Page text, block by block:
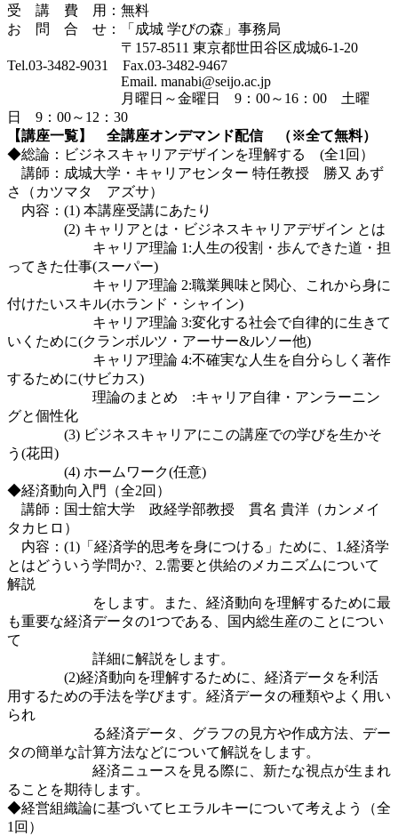
受 講 費 用：無料
お 問 合 せ：「成城 学びの森」事務局
〒157-8511 東京都世田谷区成城6-1-20
Tel.03-3482-9031 Fax.03-3482-9467
Email. manabi@seijo.ac.jp
月曜日～金曜日 9：00～16：00 土曜
日 9：00～12：30
【講座一覧】 全講座オンデマンド配信 （※全て無料）
◆総論：ビジネスキャリアデザインを理解する (全1回）
講師：成城大学・キャリアセンター 特任教授 勝又 あず
さ（カツマタ アズサ）
内容：(1) 本講座受講にあたり
(2) キャリアとは・ビジネスキャリアデザイン とは
キャリア理論 1:人生の役割・歩んできた道・担
ってきた仕事(スーパー)
キャリア理論 2:職業興味と関心、これから身に
付けたいスキル(ホランド・シャイン)
キャリア理論 3:変化する社会で自律的に生きて
いくために(クランボルツ・アーサー&ルソー他)
キャリア理論 4:不確実な人生を自分らしく著作
するために(サビカス)
理論のまとめ :キャリア自律・アンラーニン
グと個性化
(3) ビジネスキャリアにこの講座での学びを生かそ
う(花田)
(4) ホームワーク(任意)
◆経済動向入門（全2回）
講師：国士舘大学 政経学部教授 貫名 貴洋（カンメイ
タカヒロ）
内容：(1)「経済学的思考を身につける」ために、1.経済学
とはどういう学問か?、2.需要と供給のメカニズムについて
解説
をします。また、経済動向を理解するために最
も重要な経済データの1つである、国内総生産のことについ
て
詳細に解説をします。
(2)経済動向を理解するために、経済データを利活
用するための手法を学びます。経済データの種類やよく用い
られ
る経済データ、グラフの見方や作成方法、デー
タの簡単な計算方法などについて解説をします。
経済ニュースを見る際に、新たな視点が生まれ
ることを期待します。
◆経営組織論に基づいてヒエラルキーについて考えよう（全
1回）